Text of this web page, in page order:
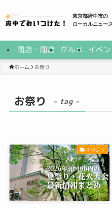
東京都府中市の
ローカルニュー
開店・閉店 グルメ イベ
ホーム お祭り
お祭り – tag –
イベント